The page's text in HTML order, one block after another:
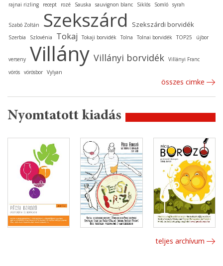
rajnai rizling
recept rozé Sauska sauvignon blanc Siklós Somló syrah
Szabó Zoltán Szekszárd Szekszárdi borvidék
Szerbia Szlovénia Tokaj Tokaji borvidék Tolna Tolnai borvidék TOP25 újbor
verseny Villány Villányi borvidék Villányi Franc
vörös vörösbor Vylyan
összes cimke
Nyomtatott kiadás
teljes archívum